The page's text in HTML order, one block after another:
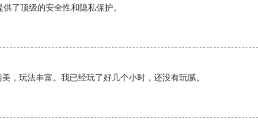
了顶级的安全性和隐私保护。
，玩法丰富。我已经玩了好几个小时，还没有玩腻。